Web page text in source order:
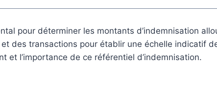
pour déterminer les montants d’indemnisation
des transactions pour établir une échelle indicatif
l’importance de ce référentiel d’indemnisation.